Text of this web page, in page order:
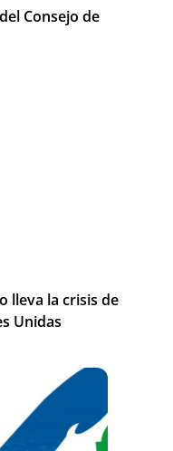
Consejo de
lleva la crisis de
Unidas